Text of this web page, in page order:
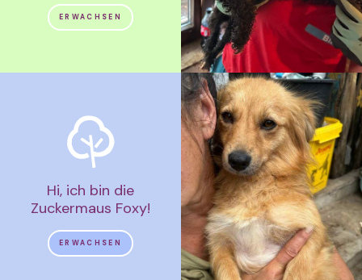
ERWACHSEN
Hi, ich bin die
Zuckermaus Foxy!
ERWACHSEN